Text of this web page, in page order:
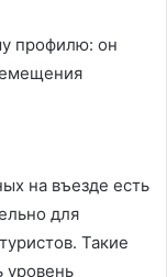
на въезде есть
для
Такие
уровень